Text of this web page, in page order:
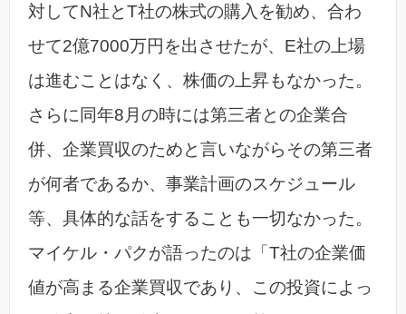
対してN社とT社の株式の購入を勧め、合わ
せて2億7000万円を出させたが、E社の上場
は進むことはなく、株価の上昇もなかった。
さらに同年8月の時には第三者との企業合
併、企業買収のためと言いながらその第三者
が何者であるか、事業計画のスケジュール
等、具体的な話をすることも一切なかった。
マイケル・パクが語ったのは「T社の企業価
値が高まる企業買収であり、この投資によっ